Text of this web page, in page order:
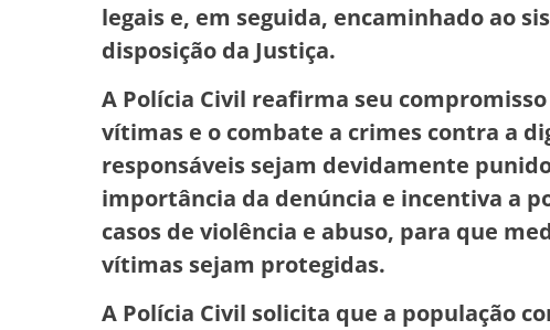
legais e, em seguida, encaminhado ao
disposição da Justiça.
A Polícia Civil reafirma seu
vítimas e o combate a crimes contra a
responsáveis sejam devidamente
importância da denúncia e incentiva a
casos de violência e abuso, para que
vítimas sejam protegidas.
A Polícia Civil solicita que a população